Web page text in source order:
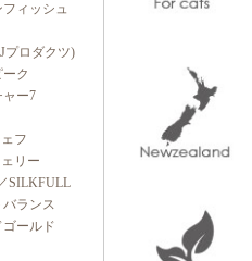
フィッシュ
プロダクツ)
ク
ャー7
フ
リー
SILKFULL
バランス
ゴールド